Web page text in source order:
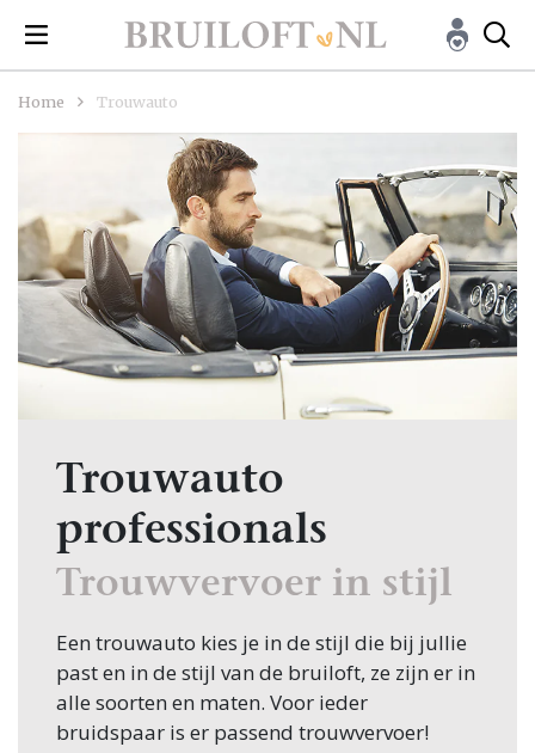
Home Trouwauto
Trouwauto
professionals
Trouwvervoer in stijl
Een trouwauto kies je in de stijl die bij jullie
past en in de stijl van de bruiloft, ze zijn er in
alle soorten en maten. Voor ieder
bruidspaar is er passend trouwvervoer!